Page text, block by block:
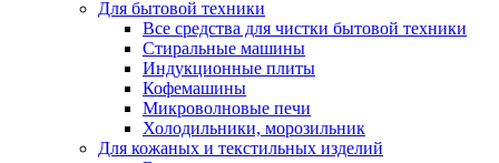
Для бытовой техники
Все средства для чистки бытовой техники
Стиральные машины
Индукционные плиты
Кофемашины
Микроволновые печи
Холодильники, морозильник
Для кожаных и текстильных изделий